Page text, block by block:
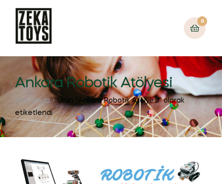
0
Ankara Robotik Atölyesi
Ana Sayfa
Ürün “Ankara Robotik Atölyesi” olarak
etiketlendi